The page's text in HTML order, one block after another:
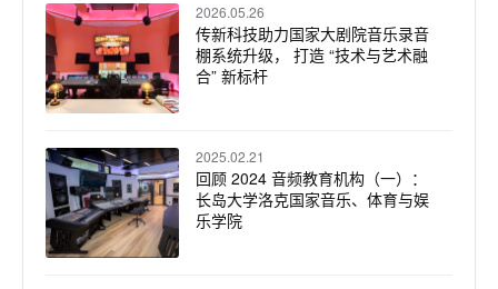
2026.05.26
传新科技助力国家大剧院音乐录音
棚系统升级， 打造 “技术与艺术融
合” 新标杆
2025.02.21
回顾 2024 音频教育机构（一）：
长岛大学洛克国家音乐、体育与娱
乐学院